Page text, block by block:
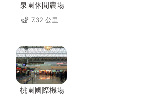
泉園休閒農場
7.32 公里
桃園國際機場